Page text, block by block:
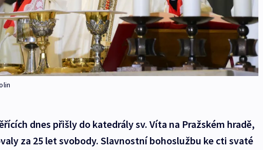
dnes přišly do katedrály sv. Víta na Pražském hradě,
za 25 let svobody. Slavnostní bohoslužbu ke cti svaté